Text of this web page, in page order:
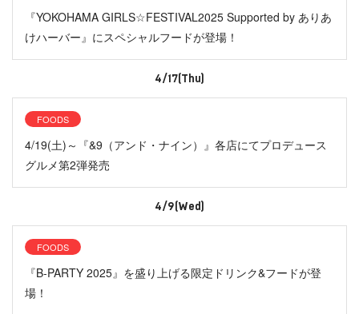
『YOKOHAMA GIRLS☆FESTIVAL2025 Supported by ありあ
けハーバー』にスペシャルフードが登場！
4/17(Thu)
FOODS
4/19(土)～『&9（アンド・ナイン）』各店にてプロデュース
グルメ第2弾発売
4/9(Wed)
FOODS
『B-PARTY 2025』を盛り上げる限定ドリンク&フードが登
場！